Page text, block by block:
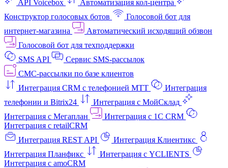
API Voicebox
Автоматизация кол‑центра
Конструктор голосовых ботов
Голосовой бот для
интернет‑магазина
Автоматический исходящий обзвон
Голосовой бот для техподдержки
SMS API
Сервис SMS-рассылок
СМС-рассылки по базе клиентов
Интеграция CRM с телефонией МТТ
Интеграция
телефонии и Bitrix24
Интеграция с МойСклад
Интеграция с Мегаплан
Интеграция с 1C CRM
Интеграция с retailCRM
Интеграция REST API
Интеграция Клиентикс
Интеграция Планфикс
Интеграция с YCLIENTS
Интеграция с amoCRM